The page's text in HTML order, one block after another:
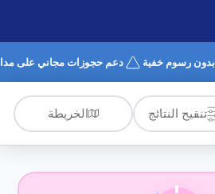
بدون رسوم خفية دعم حجوزات مجاني على مدار
تنقيح النتائج الخريطة